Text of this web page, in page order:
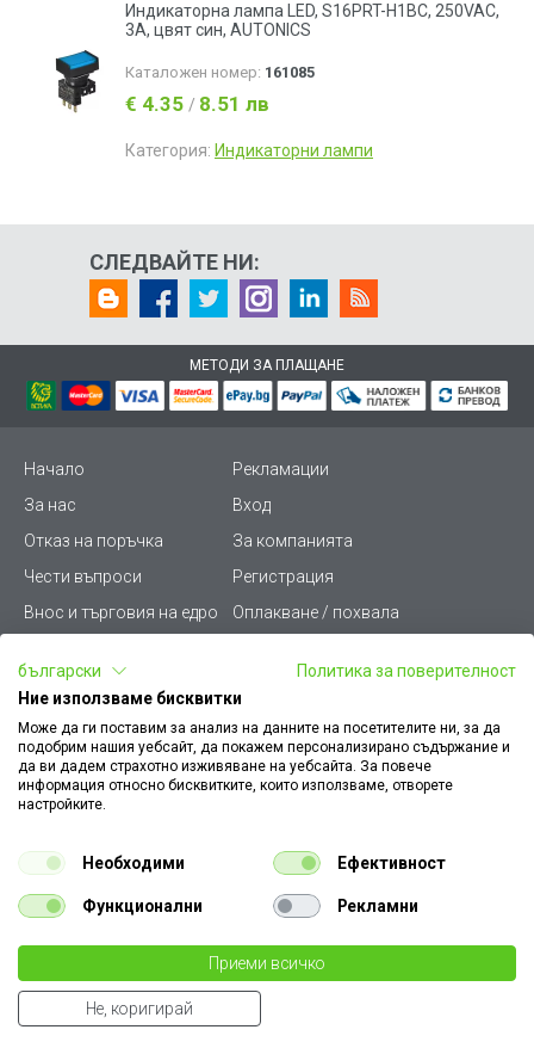
€ 1.75
3.42 лв
Индикаторна лампа LED, S16PRT-H1BC, 250VAC,
3А, цвят син, AUTONICS
Каталожен номер: 161085
€ 4.35 / 8.51 лв
Категория: Индикаторни лампи
СЛЕДВАЙТЕ НИ:
МЕТОДИ ЗА ПЛАЩАНЕ
Начало
Рекламации
За нас
Вход
Отказ на поръчка
За компанията
Чести въпроси
Регистрация
Внос и търговия на едро
Оплакване / похвала
Условия за ползване
Стани дистрибутор
Карта на сайта
Кариери
Как да намеря документ
към поръчка
Платформа за AРС
Конфигуратор за ел.
ключове и контакти
Уважаеми Клиенти, моля да имате предвид, че всички изображения на
нашия сайт са илюстративни,
те могат да се различават от действителния изглед на продукта без това да
променя неговите технически характеристики по някакъв начин.
български
Политика за поверителност
Ние използваме бисквитки
Може да ги поставим за анализ на данните на посетителите ни, за да
подобрим нашия уебсайт, да покажем персонализирано съдържание и
да ви дадем страхотно изживяване на уебсайта. За повече
информация относно бисквитките, които използваме, отворете
настройките.
Необходими Ефективност
Функционални Рекламни
Приеми всичко
Не, коригирай